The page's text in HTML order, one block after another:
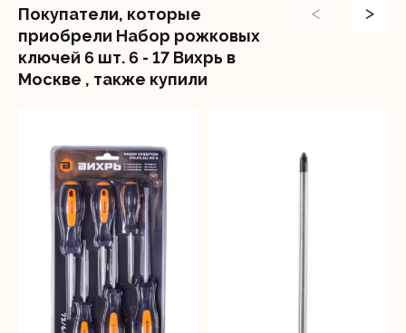
Покупатели, которые
приобрели Набор рожковых
ключей 6 шт. 6 - 17 Вихрь в
Москве , также купили
< >